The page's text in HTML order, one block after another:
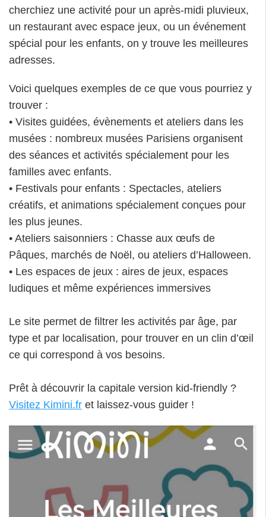
cherchiez une activité pour un après-midi pluvieux,
un restaurant avec espace jeux, ou un événement
spécial pour les enfants, on y trouve les meilleures
adresses.
Voici quelques exemples de ce que vous pourriez y
trouver :
• Visites guidées, évènements et ateliers dans les
musées : nombreux musées Parisiens organisent
des séances et activités spécialement pour les
familles avec enfants.
• Festivals pour enfants : Spectacles, ateliers
créatifs, et animations spécialement conçues pour
les plus jeunes.
• Ateliers saisonniers : Chasse aux œufs de
Pâques, marchés de Noël, ou ateliers d’Halloween.
• Les espaces de jeux : aires de jeux, espaces
ludiques et même expériences immersives
Le site permet de filtrer les activités par âge, par
type et par localisation, pour trouver en un clin d’œil
ce qui correspond à vos besoins.
Prêt à découvrir la capitale version kid-friendly ?
Visitez Kimini.fr et laissez-vous guider !